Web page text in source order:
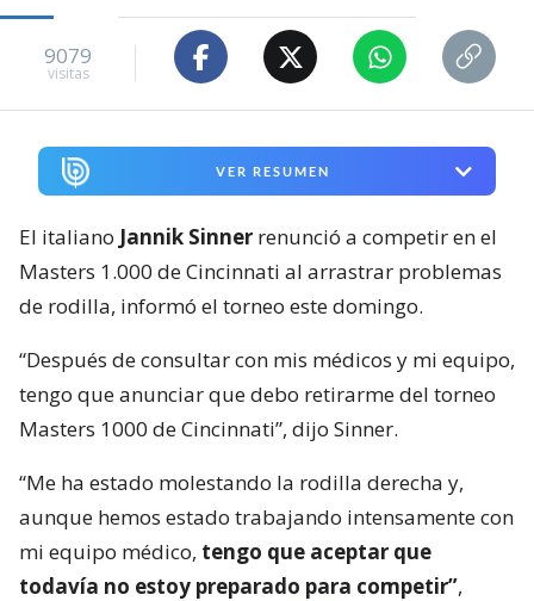
9079
visitas
VER RESUMEN
El italiano Jannik Sinner renunció a competir en el
Masters 1.000 de Cincinnati al arrastrar problemas
de rodilla, informó el torneo este domingo.
“Después de consultar con mis médicos y mi equipo,
tengo que anunciar que debo retirarme del torneo
Masters 1000 de Cincinnati”, dijo Sinner.
“Me ha estado molestando la rodilla derecha y,
aunque hemos estado trabajando intensamente con
mi equipo médico, tengo que aceptar que
todavía no estoy preparado para competir”,